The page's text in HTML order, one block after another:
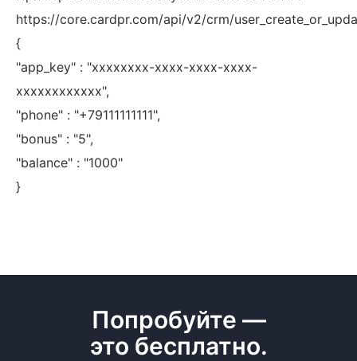
https://core.cardpr.com/api/v2/crm/
{
"app_key" : "xxxxxxxx-xxxx-xxxx-xxxx-
xxxxxxxxxxxx",
"phone" : "+79111111111",
"bonus" : "5",
"balance" : "1000"
}
Попробуйте —
это бесплатно.